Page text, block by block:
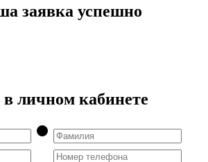
заявка успешно
личном кабинете